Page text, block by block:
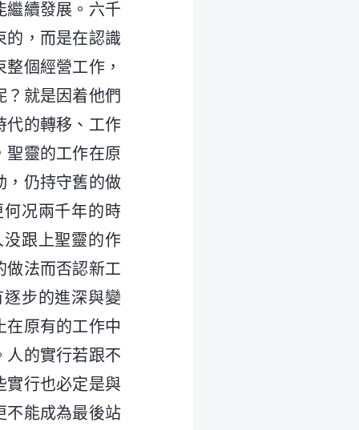
繼續發展。六千
的，而是在認識
個經營工作，
就是因着他們
代的轉移、工作
聖靈的工作在原
，仍持守舊的做
况兩千年的時
跟上聖靈的作
做法而否認新工
步的進深與變
在原有的工作中
人的實行若跟不
實行也必定是與
不能成為最後站